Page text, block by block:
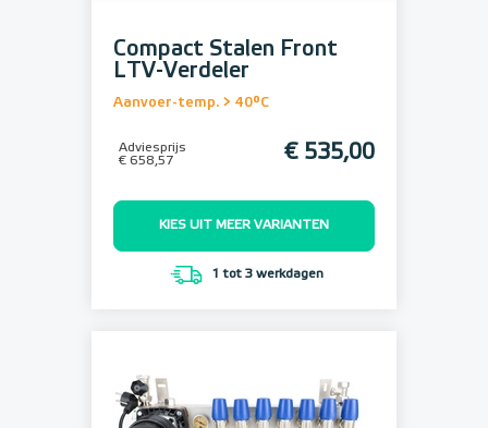
Compact Stalen Front
LTV-Verdeler
Aanvoer-temp. > 40°C
Adviesprijs
€ 658,57
€ 535,00
KIES UIT MEER VARIANTEN
1 tot 3 werkdagen